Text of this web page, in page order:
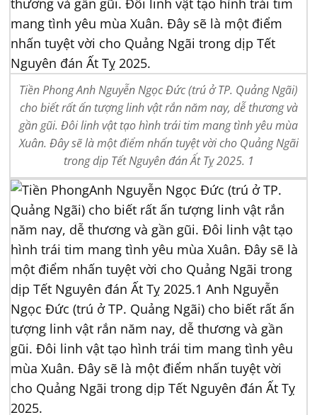
Tiền Phong Anh Nguyễn Ngọc Đức (trú ở TP. Quảng Ngãi)
cho biết rất ấn tượng linh vật rắn năm nay, dễ thương và
gần gũi. Đôi linh vật tạo hình trái tim mang tình yêu mùa
Xuân. Đây sẽ là một điểm nhấn tuyệt vời cho Quảng Ngãi
trong dịp Tết Nguyên đán Ất Tỵ 2025. 1